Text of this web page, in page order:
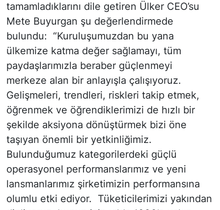
tamamladıklarını dile getiren Ülker CEO’su
Mete Buyurgan şu değerlendirmede
bulundu: “Kuruluşumuzdan bu yana
ülkemize katma değer sağlamayı, tüm
paydaşlarımızla beraber güçlenmeyi
merkeze alan bir anlayışla çalışıyoruz.
Gelişmeleri, trendleri, riskleri takip etmek,
öğrenmek ve öğrendiklerimizi de hızlı bir
şekilde aksiyona dönüştürmek bizi öne
taşıyan önemli bir yetkinliğimiz.
Bulunduğumuz kategorilerdeki güçlü
operasyonel performanslarımız ve yeni
lansmanlarımız şirketimizin performansına
olumlu etki ediyor. Tüketicilerimizi yakından